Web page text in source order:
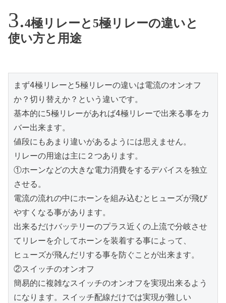
4極リレーと5極リレーの違いと
使い方と用途
まず4極リレーと5極リレーの違いは電流のオンオフ
か？切り替えか？という違いです。
基本的に5極リレーがあれば4極リレーで出来る事をカ
バー出来ます。
値段にもあまり違いがあるようには思えません。
リレーの用途は主に２つあります。
①ホーンなどの大きな電力消費をするデバイスを独立
させる。
電流の流れの中にホーンを組み込むとヒューズが飛び
やすくなる事があります。
出来るだけバッテリーのプラス近くの上流で分岐させ
てリレーを介してホーンを装着する事によって、
ヒューズが飛んだリする事を防ぐことが出来ます。
②スイッチのオンオフ
簡易的に複雑なスイッチのオンオフを実現出来るよう
になります。スイッチ配線だけでは実現が難しい